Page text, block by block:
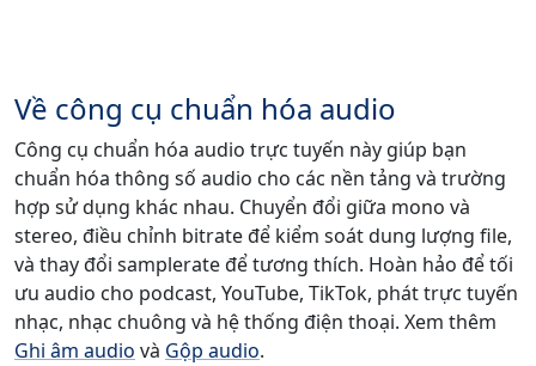
Về công cụ chuẩn hóa audio
Công cụ chuẩn hóa audio trực tuyến này giúp bạn
chuẩn hóa thông số audio cho các nền tảng và trường
hợp sử dụng khác nhau. Chuyển đổi giữa mono và
stereo, điều chỉnh bitrate để kiểm soát dung lượng file,
và thay đổi samplerate để tương thích. Hoàn hảo để tối
ưu audio cho podcast, YouTube, TikTok, phát trực tuyến
nhạc, nhạc chuông và hệ thống điện thoại. Xem thêm
Ghi âm audio và Gộp audio.